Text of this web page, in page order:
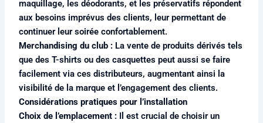
maquillage, les déodorants, et les préservatifs répondent
aux besoins imprévus des clients, leur permettant de
continuer leur soirée confortablement.
Merchandising du club : La vente de produits dérivés tels
que des T-shirts ou des casquettes peut aussi se faire
facilement via ces distributeurs, augmentant ainsi la
visibilité de la marque et l’engagement des clients.
Considérations pratiques pour l’installation
Choix de l’emplacement : Il est crucial de choisir un